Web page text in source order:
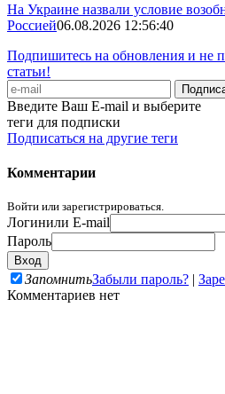
На Украине назвали условие
Россией06.08.2026 12:56:40
Подпишитесь на обновления и не
статьи!
Введите Ваш E-mail и выберите
теги для подписки
Подписаться на другие теги
Комментарии
Войти или зарегистрироваться.
Логинили E-mail
Пароль
ЗапомнитьЗабыли пароль? |
Комментариев нет